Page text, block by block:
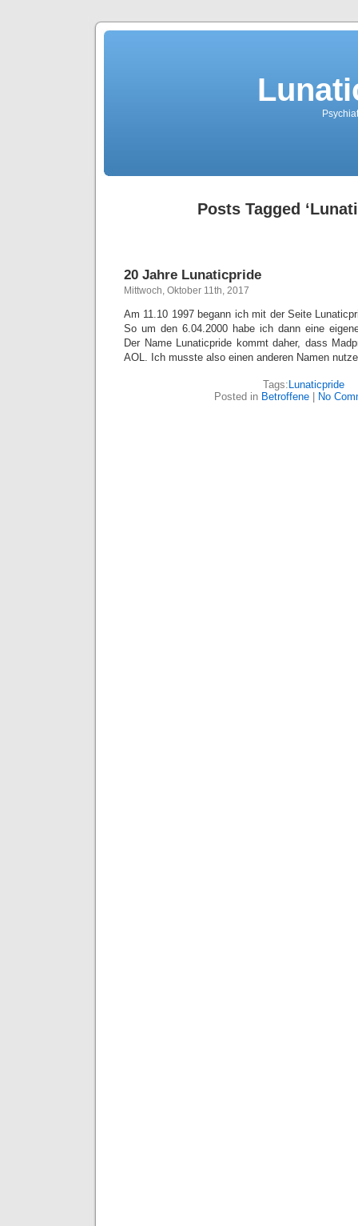
Posts Tagged
20 Jahre Lunaticpride
Mittwoch, Oktober 11th, 2017
Am 11.10 1997 begann ich mit der Seite
So um den 6.04.2000 habe ich dann eine
Der Name Lunaticpride kommt daher, dass
AOL. Ich musste also einen anderen Namen
Tags: Lunaticpride
Posted in Betroffene No